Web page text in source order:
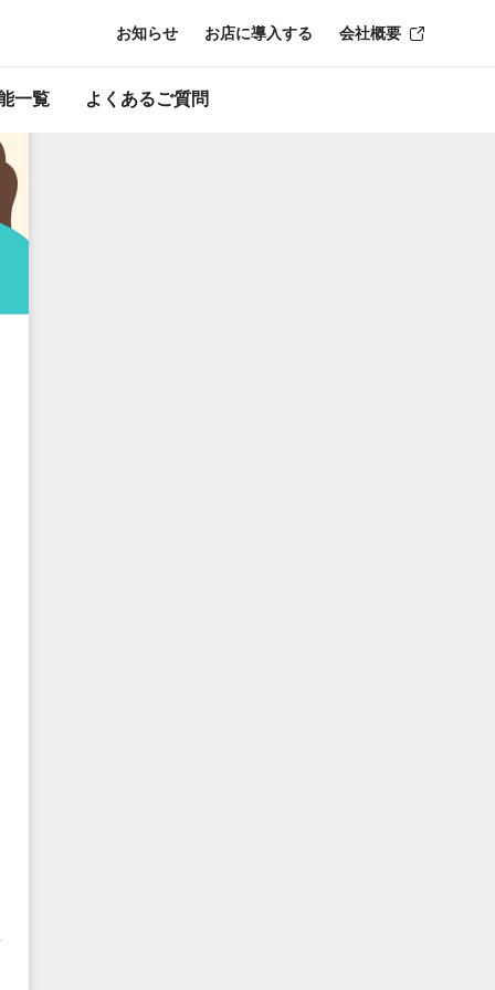
一覧 よくあるご質問
お知らせ お店に導入する 会社概要